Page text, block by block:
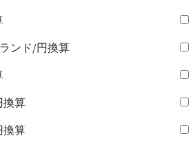
ンド/円換算
換算
換算